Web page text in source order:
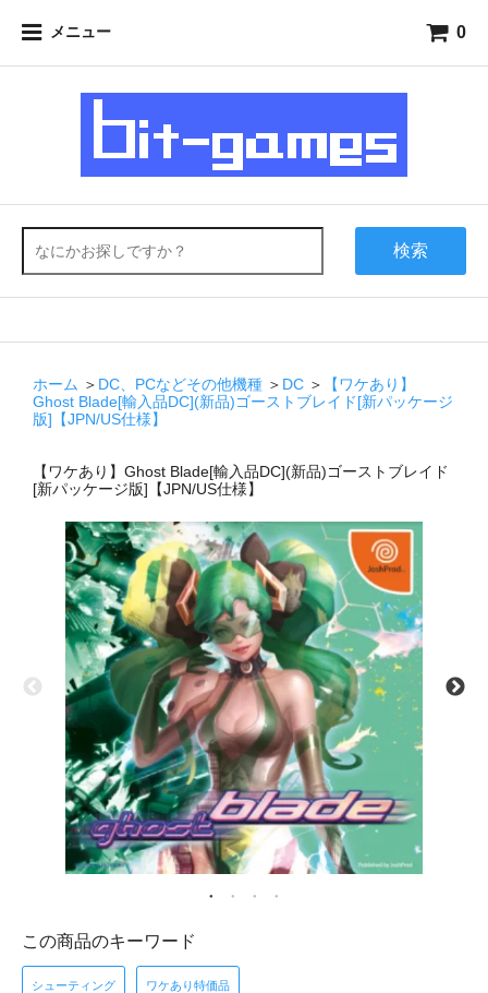
メニュー 0
検索
ホーム ＞ DC、PCなどその他機種 ＞ DC ＞
【ワケあり】
Ghost Blade[輸入品DC](新品)ゴーストブレイド[新パッケージ
版]【JPN/US仕様】
【ワケあり】Ghost Blade[輸入品DC](新品)ゴーストブレイド
[新パッケージ版]【JPN/US仕様】
この商品のキーワード
シューティング ワケあり特価品